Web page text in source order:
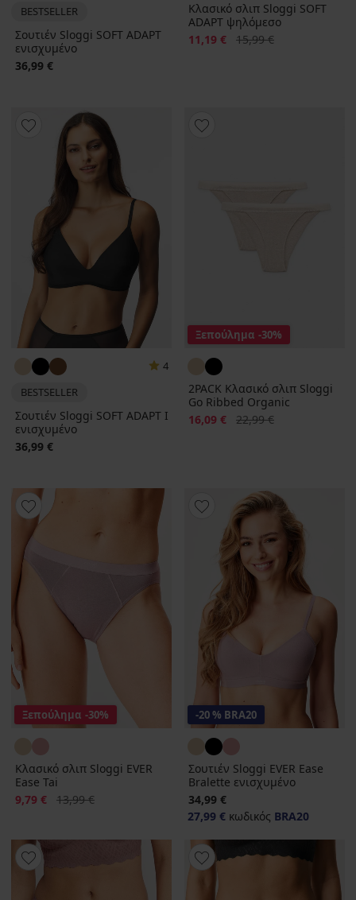
BESTSELLER
Σουτιέν Sloggi SOFT ADAPT
ενισχυμένο
36,99 €
Κλασικό σλιπ Sloggi SOFT
ADAPT ψηλόμεσο
Έκπτωση
11,19 € Αρχική τιμή
15,99 €
4
BESTSELLER
Σουτιέν Sloggi SOFT ADAPT I
ενισχυμένο
36,99 €
Ξεπούλημα -30%
2PACK Κλασικό σλιπ Sloggi
Go Ribbed Organic
Έκπτωση
16,09 € Αρχική τιμή
22,99 €
Ξεπούλημα -30%
Κλασικό σλιπ Sloggi EVER
Ease Tai
Έκπτωση
9,79 € Αρχική τιμή
13,99 €
-20 % BRA20
Σουτιέν Sloggi EVER Ease
Bralette ενισχυμένο
34,99 €
27,99 € κωδικός BRA20